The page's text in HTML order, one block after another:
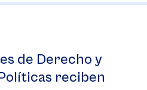
de Derecho y
reciben